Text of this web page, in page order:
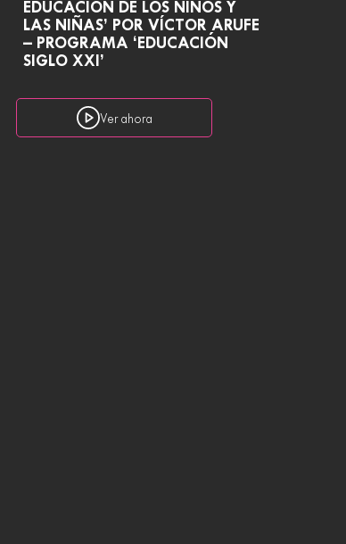
EDUCACIÓN DE LOS NIÑOS Y
LAS NIÑAS’ POR VÍCTOR ARUFE
– PROGRAMA ‘EDUCACIÓN
SIGLO XXI’
Ver ahora